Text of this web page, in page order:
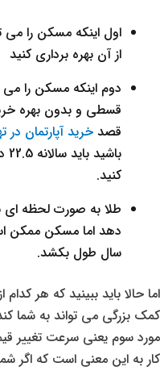
اول اینکه مسکن را می
از آن بهره برداری کنید
دوم اینکه مسکن را می
قسطی و بدون بهره
قصد خرید آپارتمان در
کنید.
طلا به صورت لحظه ای
سال طول بکشد.
اما حالا باید ببینید که هر کدام
کمک بزرگی می تواند به شما
مورد سوم یعنی سرعت تغییر
کار به این معنی است که اگر